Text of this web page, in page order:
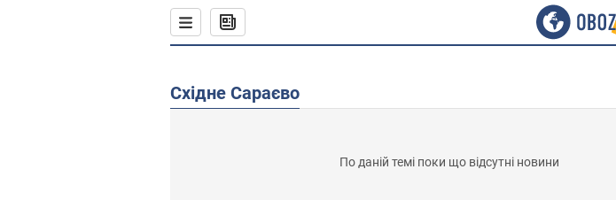
Східне Сараєво
По даній темі поки що відсутні новини